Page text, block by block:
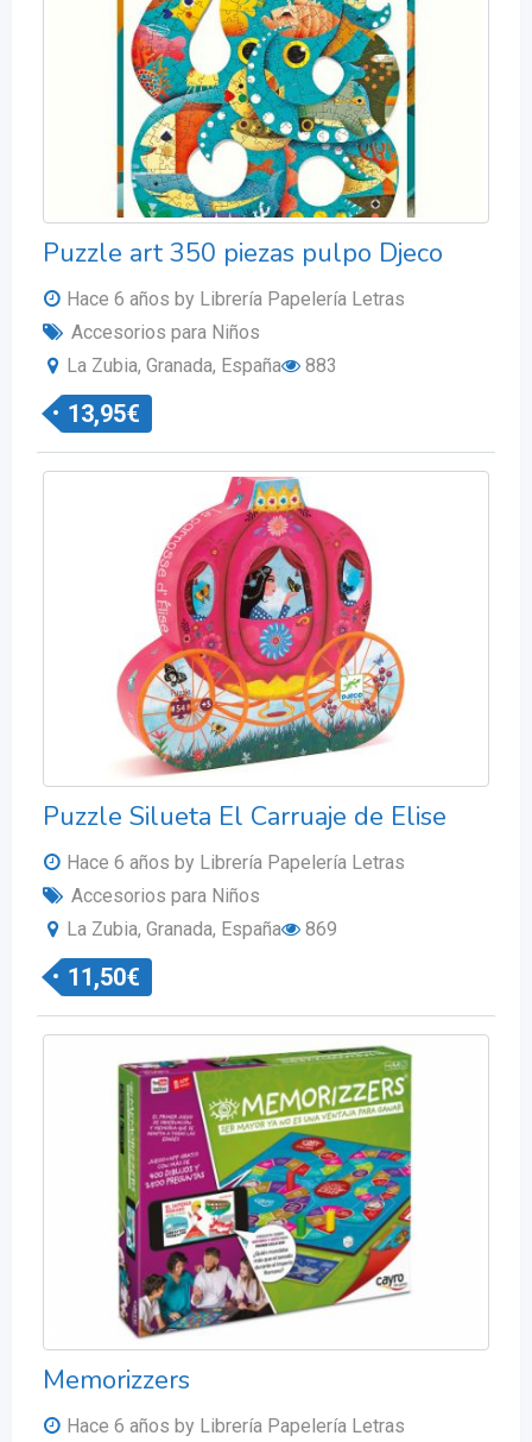
Puzzle art 350 piezas pulpo Djeco
Hace 6 años by Librería Papelería Letras
Accesorios para Niños
La Zubia, Granada, España
883
13,95€
Puzzle Silueta El Carruaje de Elise
Hace 6 años by Librería Papelería Letras
Accesorios para Niños
La Zubia, Granada, España
869
11,50€
Memorizzers
Hace 6 años by Librería Papelería Letras